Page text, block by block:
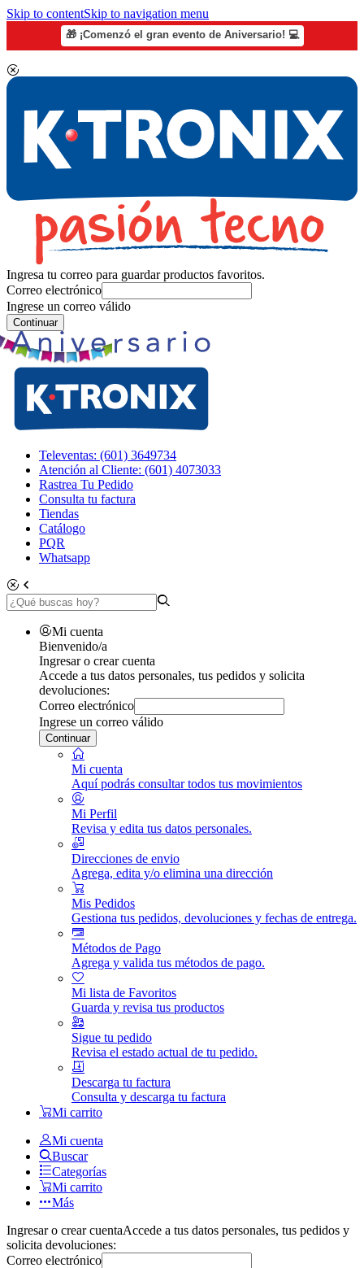
Skip to contentSkip to navigation menu
🎁 ¡Comenzó el gran evento de Aniversario! 💻
Ingresa tu correo para guardar productos favoritos.
Correo electrónico
Ingrese un correo válido
Continuar
Televentas: (601) 3649734
Atención al Cliente: (601) 4073033
Rastrea Tu Pedido
Consulta tu factura
Tiendas
Catálogo
PQR
Whatsapp
Mi cuenta
Bienvenido/a
Ingresar o crear cuenta
Accede a tus datos personales, tus pedidos y solicita
devoluciones:
Correo electrónico
Ingrese un correo válido
Continuar
Mi cuenta
Aquí podrás consultar todos tus movimientos
Mi Perfil
Revisa y edita tus datos personales.
Direcciones de envio
Agrega, edita y/o elimina una dirección
Mis Pedidos
Gestiona tus pedidos, devoluciones y fechas de entrega.
Métodos de Pago
Agrega y valida tus métodos de pago.
Mi lista de Favoritos
Guarda y revisa tus productos
Sigue tu pedido
Revisa el estado actual de tu pedido.
Descarga tu factura
Consulta y descarga tu factura
Mi carrito
Mi cuenta
Buscar
Categorías
Mi carrito
Más
Ingresar o crear cuentaAccede a tus datos personales, tus pedidos y
solicita devoluciones:
Correo electrónico